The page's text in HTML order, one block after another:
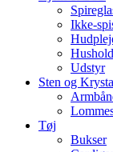
Ikke-
Udstyr
Sten og
Tøj
Bukser